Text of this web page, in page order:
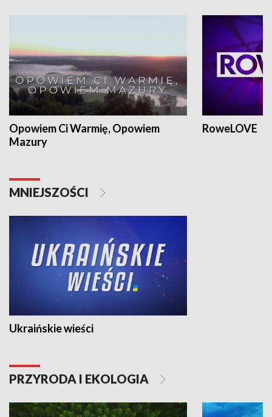
Opowiem Ci Warmię, Opowiem
Mazury
RoweLOVE
MNIEJSZOŚCI
Ukraińskie wieści
PRZYRODA I EKOLOGIA